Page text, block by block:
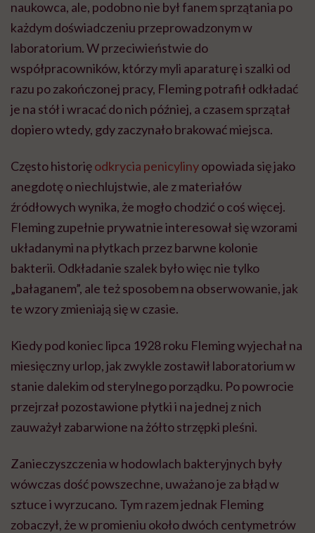
naukowca, ale, podobno nie był fanem sprzątania po
każdym doświadczeniu przeprowadzonym w
laboratorium. W przeciwieństwie do
współpracowników, którzy myli aparaturę i szalki od
razu po zakończonej pracy, Fleming potrafił odkładać
je na stół i wracać do nich później, a czasem sprzątał
dopiero wtedy, gdy zaczynało brakować miejsca.
Często historięodkrycia penicylinyopowiada się jako
anegdotę o niechlujstwie, ale z materiałów
źródłowych wynika, że mogło chodzić o coś więcej.
Fleming zupełnie prywatnie interesował się wzorami
układanymi na płytkach przez barwne kolonie
bakterii. Odkładanie szalek było więc nie tylko
„bałaganem”, ale też sposobem na obserwowanie, jak
te wzory zmieniają się w czasie.
Kiedy pod koniec lipca 1928 roku Fleming wyjechał na
miesięczny urlop, jak zwykle zostawił laboratorium w
stanie dalekim od sterylnego porządku. Po powrocie
przejrzał pozostawione płytki i na jednej z nich
zauważył zabarwione na żółto strzępki pleśni.
Zanieczyszczenia w hodowlach bakteryjnych były
wówczas dość powszechne, uważano je za błąd w
sztuce i wyrzucano. Tym razem jednak Fleming
zobaczył, że w promieniu około dwóch centymetrów